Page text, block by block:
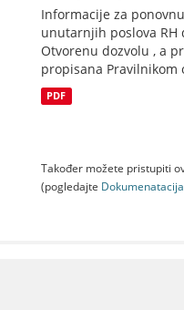
Informacije za
unutarnjih poslova
Otvorenu dozvolu , a
propisana Pravilnikom
PDF
Također možete pristupiti
(pogledajte